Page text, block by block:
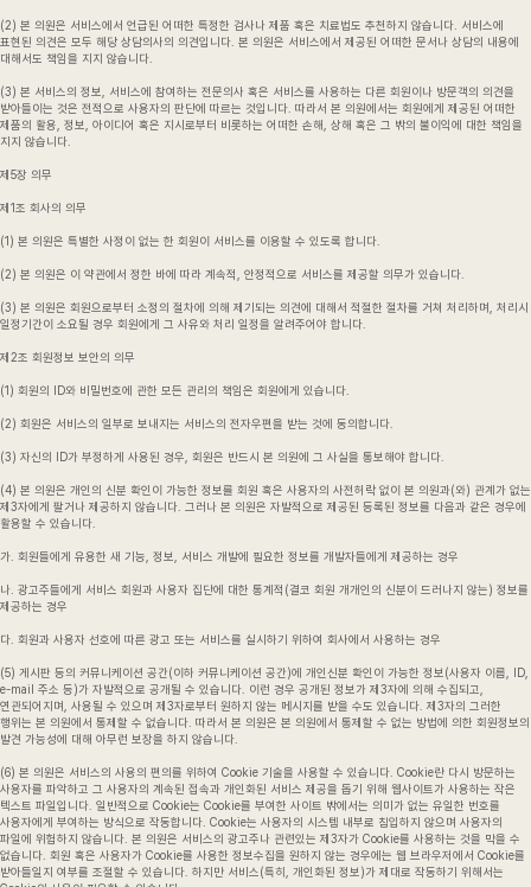
(2) 본 의원은 서비스에서 언급된 어떠한 특정한 검사나 제품 혹은 치료법도 추천하지 않습니다. 서비스에
표현된 의견은 모두 해당 상담의사의 의견입니다. 본 의원은 서비스에서 제공된 어떠한 문서나 상담의 내용에
대해서도 책임을 지지 않습니다.
(3) 본 서비스의 정보, 서비스에 참여하는 전문의사 혹은 서비스를 사용하는 다른 회원이나 방문객의 의견을
받아들이는 것은 전적으로 사용자의 판단에 따르는 것입니다. 따라서 본 의원에서는 회원에게 제공된 어떠한
제품의 활용, 정보, 아이디어 혹은 지시로부터 비롯하는 어떠한 손해, 상해 혹은 그 밖의 불이익에 대한 책임을
지지 않습니다.
제5장 의무
제1조 회사의 의무
(1) 본 의원은 특별한 사정이 없는 한 회원이 서비스를 이용할 수 있도록 합니다.
(2) 본 의원은 이 약관에서 정한 바에 따라 계속적, 안정적으로 서비스를 제공할 의무가 있습니다.
(3) 본 의원은 회원으로부터 소정의 절차에 의해 제기되는 의견에 대해서 적절한 절차를 거쳐 처리하며, 처리시
일정기간이 소요될 경우 회원에게 그 사유와 처리 일정을 알려주어야 합니다.
제2조 회원정보 보안의 의무
(1) 회원의 ID와 비밀번호에 관한 모든 관리의 책임은 회원에게 있습니다.
(2) 회원은 서비스의 일부로 보내지는 서비스의 전자우편을 받는 것에 동의합니다.
(3) 자신의 ID가 부정하게 사용된 경우, 회원은 반드시 본 의원에 그 사실을 통보해야 합니다.
(4) 본 의원은 개인의 신분 확인이 가능한 정보를 회원 혹은 사용자의 사전허락 없이 본 의원과(와) 관계가 없는
제3자에게 팔거나 제공하지 않습니다. 그러나 본 의원은 자발적으로 제공된 등록된 정보를 다음과 같은 경우에
활용할 수 있습니다.
가. 회원들에게 유용한 새 기능, 정보, 서비스 개발에 필요한 정보를 개발자들에게 제공하는 경우
나. 광고주들에게 서비스 회원과 사용자 집단에 대한 통계적(결코 회원 개개인의 신분이 드러나지 않는) 정보를
제공하는 경우
다. 회원과 사용자 선호에 따른 광고 또는 서비스를 실시하기 위하여 회사에서 사용하는 경우
(5) 게시판 등의 커뮤니케이션 공간(이하 커뮤니케이션 공간)에 개인신분 확인이 가능한 정보(사용자 이름, ID,
e-mail 주소 등)가 자발적으로 공개될 수 있습니다. 이런 경우 공개된 정보가 제3자에 의해 수집되고,
연관되어지며, 사용될 수 있으며 제3자로부터 원하지 않는 메시지를 받을 수도 있습니다. 제3자의 그러한
행위는 본 의원에서 통제할 수 없습니다. 따라서 본 의원은 본 의원에서 통제할 수 없는 방법에 의한 회원정보의
발견 가능성에 대해 아무런 보장을 하지 않습니다.
(6) 본 의원은 서비스의 사용의 편의를 위하여 Cookie 기술을 사용할 수 있습니다. Cookie란 다시 방문하는
사용자를 파악하고 그 사용자의 계속된 접속과 개인화된 서비스 제공을 돕기 위해 웹사이트가 사용하는 작은
텍스트 파일입니다. 일반적으로 Cookie는 Cookie를 부여한 사이트 밖에서는 의미가 없는 유일한 번호를
사용자에게 부여하는 방식으로 작동합니다. Cookie는 사용자의 시스템 내부로 침입하지 않으며 사용자의
파일에 위험하지 않습니다. 본 의원은 서비스의 광고주나 관련있는 제3자가 Cookie를 사용하는 것을 막을 수
없습니다. 회원 혹은 사용자가 Cookie를 사용한 정보수집을 원하지 않는 경우에는 웹 브라우저에서 Cookie를
받아들일지 여부를 조절할 수 있습니다. 하지만 서비스(특히, 개인화된 정보)가 제대로 작동하기 위해서는